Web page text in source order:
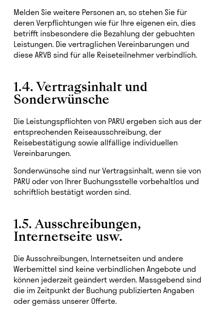
Melden Sie weitere Personen an, so stehen Sie für
deren Verpflichtungen wie für Ihre eigenen ein, dies
betrifft insbesondere die Bezahlung der gebuchten
Leistungen. Die vertraglichen Vereinbarungen und
diese ARVB sind für alle Reiseteilnehmer verbindlich.
1.4. Vertragsinhalt und
Sonderwünsche
Die Leistungspflichten von PARU ergeben sich aus der
entsprechenden Reiseausschreibung, der
Reisebestätigung sowie allfällige individuellen
Vereinbarungen.
Sonderwünsche sind nur Vertragsinhalt, wenn sie von
PARU oder von Ihrer Buchungsstelle vorbehaltlos und
schriftlich bestätigt worden sind.
1.5. Ausschreibungen,
Internetseite usw.
Die Ausschreibungen, Internetseiten und andere
Werbemittel sind keine verbindlichen Angebote und
können jederzeit geändert werden. Massgebend sind
die im Zeitpunkt der Buchung publizierten Angaben
oder gemäss unserer Offerte.